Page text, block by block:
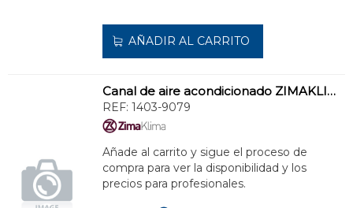
AÑADIR AL CARRITO
Canal de aire acondicionado ZIMAKLIMA 1403-9079 modular de uso versátil
REF: 1403-9079
Añade al carrito y sigue el proceso de
compra para ver la disponibilidad y los
precios para profesionales.